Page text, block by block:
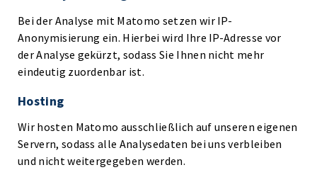
Bei der Analyse mit Matomo setzen wir IP-
Anonymisierung ein. Hierbei wird Ihre IP-Adresse vor
der Analyse gekürzt, sodass Sie Ihnen nicht mehr
eindeutig zuordenbar ist.
Hosting
Wir hosten Matomo ausschließlich auf unseren eigenen
Servern, sodass alle Analysedaten bei uns verbleiben
und nicht weitergegeben werden.